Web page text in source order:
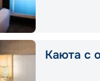
Каюта с